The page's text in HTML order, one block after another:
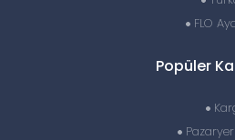
FLO
Popüler